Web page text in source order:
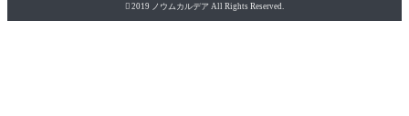
 2019 ノウムカルデア All Rights Reserved.